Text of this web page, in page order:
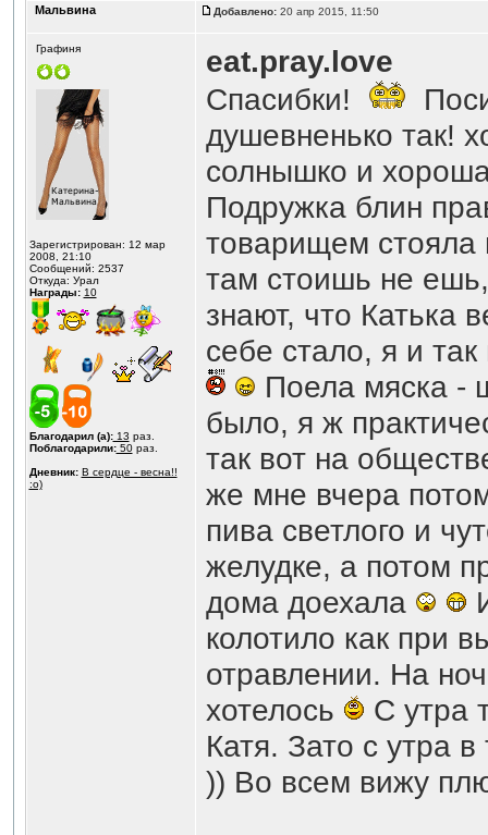
Мальвина Добавлено:20 апр 2015, 11:50
Графиня
Зарегистрирован: 12 мар
2008, 21:10
Сообщений: 2537
Откуда: Урал
Награды: 10
Благодарил (а):13 раз.
Поблагодарили:50раз.
Дневник: В сердце - весна!!
:o)
eat.pray.love
Спасибки!
душевненько так!
солнышко и
Подружка блин
товарищем стояла
там стоишь не
знают, что Катька
себе стало, я и так
Поела мяска -
было, я ж
так вот на
же мне вчера
пива светлого и
желудке, а потом
дома доехала
колотило как при
отравлении. На
хотелось
С утра
Катя. Зато с утра
)) Во всем вижу